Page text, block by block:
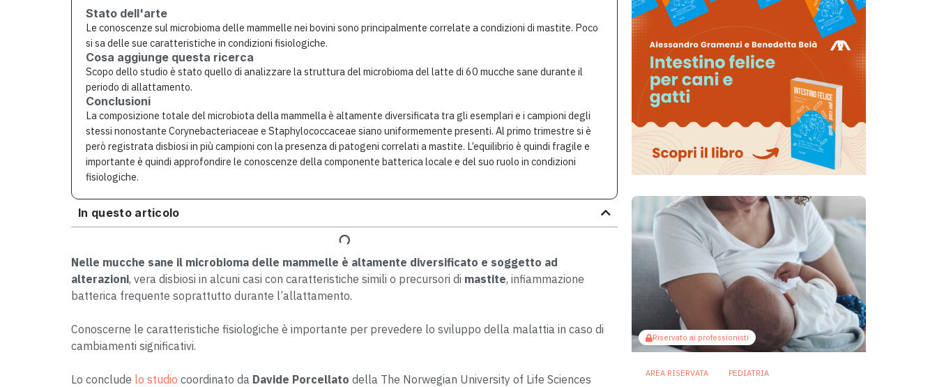
Stato dell'arte
Le conoscenze sul microbioma delle mammelle nei bovini sono principalmente correlate a condizioni di mastite. Poco
si sa delle sue caratteristiche in condizioni fisiologiche.
Cosa aggiunge questa ricerca
Scopo dello studio è stato quello di analizzare la struttura del microbioma del latte di 60 mucche sane durante il
periodo di allattamento.
Conclusioni
La composizione totale del microbiota della mammella è altamente diversificata tra gli esemplari e i campioni degli
stessi nonostante Corynebacteriaceae e Staphylococcaceae siano uniformemente presenti. Al primo trimestre si è
però registrata disbiosi in più campioni con la presenza di patogeni correlati a mastite. L’equilibrio è quindi fragile e
importante è quindi approfondire le conoscenze della componente batterica locale e del suo ruolo in condizioni
fisiologiche.
In questo articolo
Nelle mucche sane il microbioma delle mammelle è altamente diversificato e soggetto ad
alterazioni, vera disbiosi in alcuni casi con caratteristiche simili o precursori di mastite, infiammazione
batterica frequente soprattutto durante l’allattamento.
Conoscerne le caratteristiche fisiologiche è importante per prevedere lo sviluppo della malattia in caso di
cambiamenti significativi.
Lo conclude lo studio coordinato da Davide Porcellato della The Norwegian University of Life Sciences
Riservato ai professionisti
AREA RISERVATA PEDIATRIA